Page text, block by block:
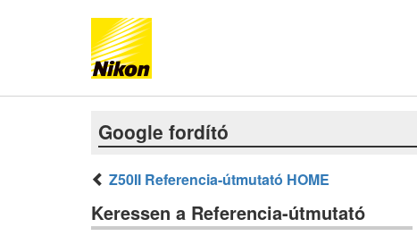
Google fordító
Z50II Referencia-útmutató HOME
Keressen a Referencia-útmutató